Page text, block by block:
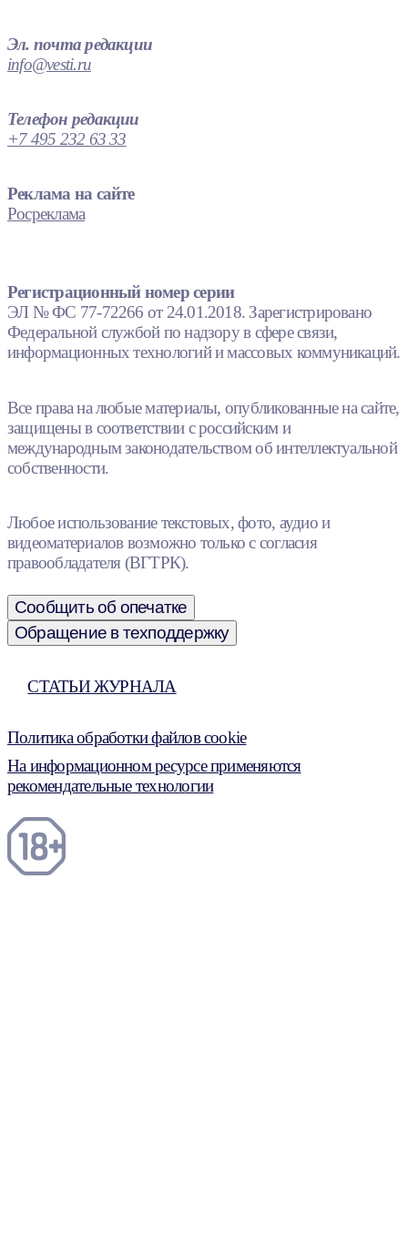
Эл. почта редакции
info@vesti.ru
Телефон редакции
+7 495 232 63 33
Реклама на сайте
Росреклама
Регистрационный номер серии
ЭЛ № ФС 77-72266 от 24.01.2018. Зарегистрировано
Федеральной службой по надзору в сфере связи,
информационных технологий и массовых коммуникаций.
Все права на любые материалы, опубликованные на сайте,
защищены в соответствии с российским и
международным законодательством об интеллектуальной
собственности.
Любое использование текстовых, фото, аудио и
видеоматериалов возможно только с согласия
правообладателя (ВГТРК).
Сообщить об опечатке
Обращение в техподдержку
СТАТЬИ ЖУРНАЛА
Политика обработки файлов cookie
На информационном ресурсе применяются
рекомендательные технологии